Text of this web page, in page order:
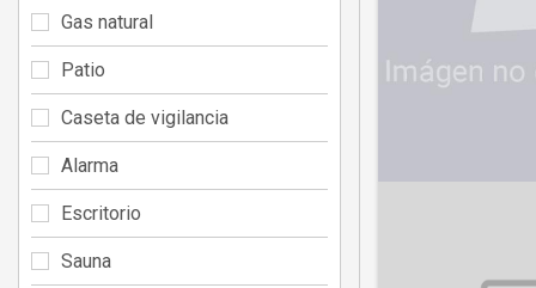
Gas natural
Patio
Caseta de vigilancia
Alarma
Escritorio
Sauna